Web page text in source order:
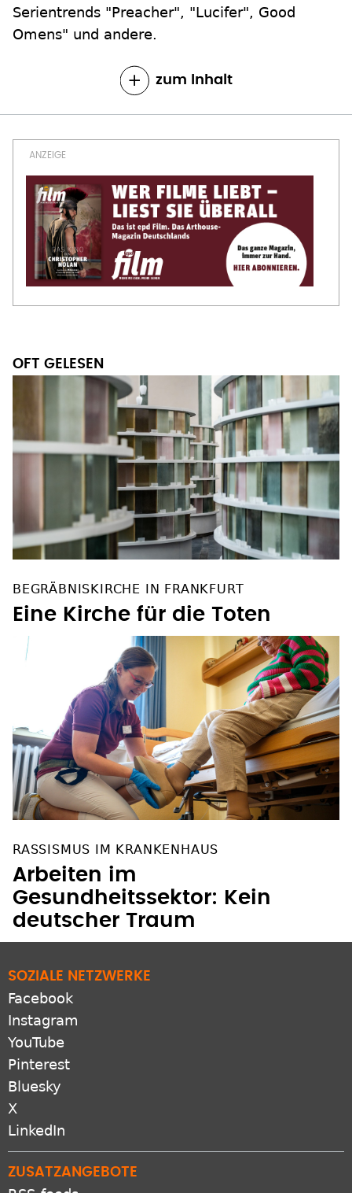
Serientrends "Preacher", "Lucifer", Good
Omens" und andere.
zum Inhalt
OFT GELESEN
BEGRÄBNISKIRCHE IN FRANKFURT
Eine Kirche für die Toten
RASSISMUS IM KRANKENHAUS
Arbeiten im
Gesundheitssektor: Kein
deutscher Traum
SOZIALE NETZWERKE
Facebook
Instagram
YouTube
Pinterest
Bluesky
X
LinkedIn
ZUSATZANGEBOTE